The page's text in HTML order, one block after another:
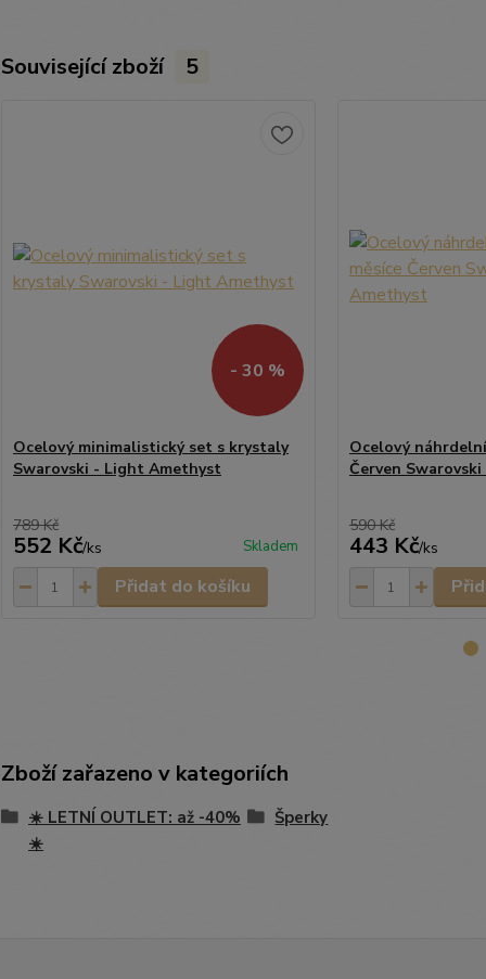
Související zboží 5
- 30 %
Ocelový minimalistický set s krystaly
Swarovski - Light Amethyst
789 Kč
552 Kč/ks Skladem
Přidat do košíku
Ocelový
Červen
590 Kč
443 Kč/ks
Zboží zařazeno v kategoriích
☀️ LETNÍ OUTLET: až -40%
☀️
Šperky